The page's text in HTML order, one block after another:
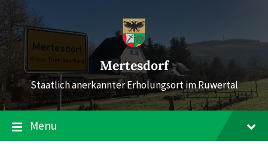
Skip
to
content
Skip
to
main
navigation
Skip
to
footer
Mertesdorf
Staatlich anerkannter Erholungsort im Ruwertal
Menu